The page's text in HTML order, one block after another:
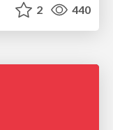
2 440